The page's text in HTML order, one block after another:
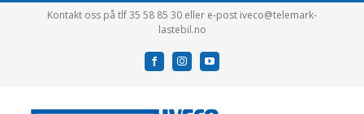
Kontakt oss på tlf 35 58 85 30 eller e-post iveco@telemark-
lastebil.no
facebookinstagramyoutube